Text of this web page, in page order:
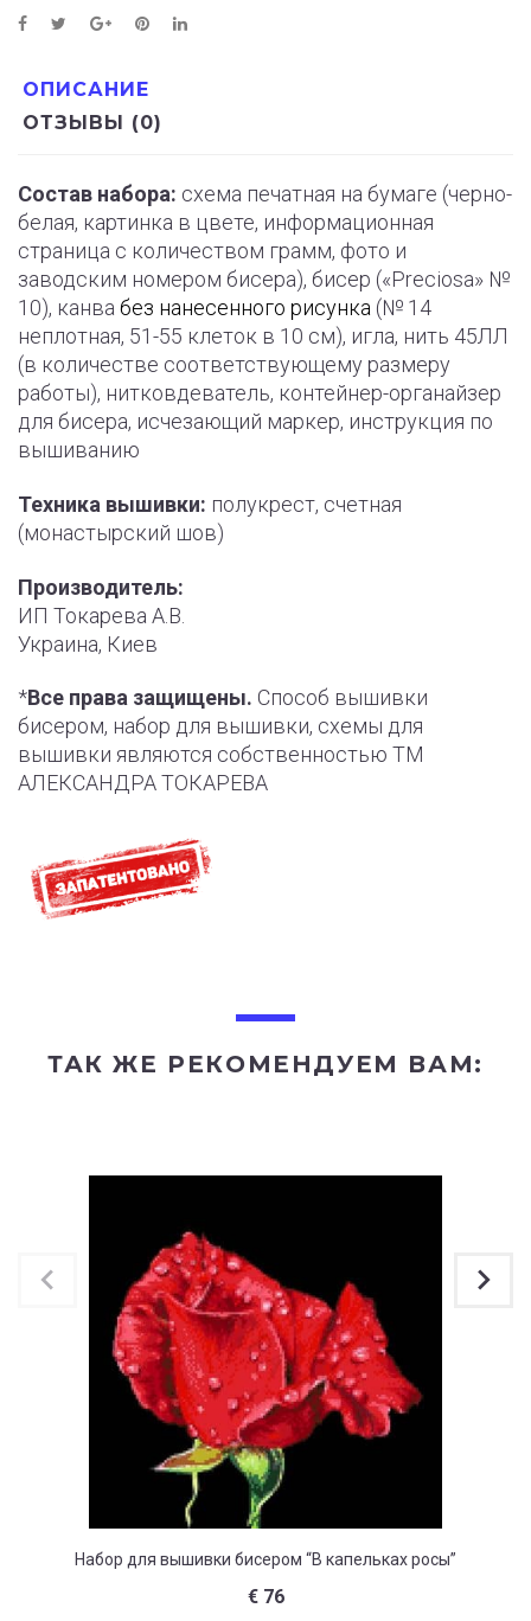
ОПИСАНИЕ
ОТЗЫВЫ (0)
Состав набора: схема печатная на бумаге (черно-
белая, картинка в цвете, информационная
страница с количеством грамм, фото и
заводским номером бисера), бисер («Preciosa» №
10), канва без нанесенного рисунка (№ 14
неплотная, 51-55 клеток в 10 см), игла, нить 45ЛЛ
(в количестве соответствующему размеру
работы), нитковдеватель, контейнер-органайзер
для бисера, исчезающий маркер, инструкция по
вышиванию
Техника вышивки: полукрест, счетная
(монастырский шов)
Производитель:
ИП Токарева А.В.
Украина, Киев
*Все права защищены. Способ вышивки
бисером, набор для вышивки, схемы для
вышивки являются собственностью ТМ
АЛЕКСАНДРА ТОКАРЕВА
ТАК ЖЕ РЕКОМЕНДУЕМ ВАМ:
Набор для вышивки бисером “В капельках росы”
€76